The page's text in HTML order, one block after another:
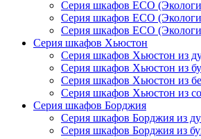
Серия шкафов ECO
Серия шкафов ECO
Серия шкафов ECO
Серия шкафов Хьюстон
Серия шкафов Хьюстон из
Серия шкафов Хьюстон из
Серия шкафов Хьюстон из
Серия шкафов Хьюстон из
Серия шкафов Борджия
Серия шкафов Борджия из
Серия шкафов Борджия из